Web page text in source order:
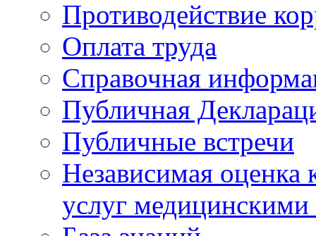
Противодействие
Оплата труда
Справочная
Публичная
Публичные встречи
Независимая оценка
услуг